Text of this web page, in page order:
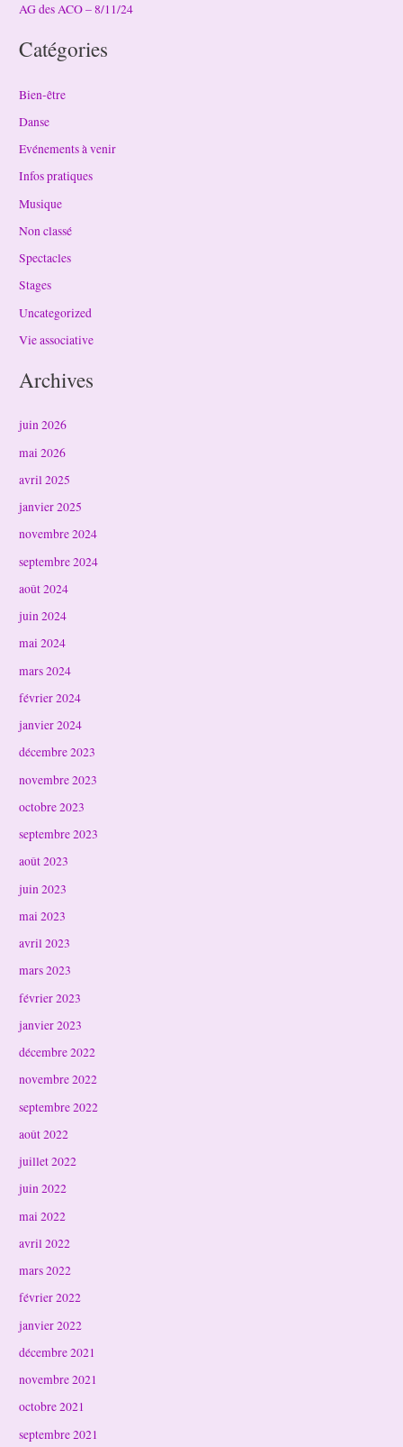
AG des ACO – 8/11/24
Catégories
Bien-être
Danse
Evénements à venir
Infos pratiques
Musique
Non classé
Spectacles
Stages
Uncategorized
Vie associative
Archives
juin 2026
mai 2026
avril 2025
janvier 2025
novembre 2024
septembre 2024
août 2024
juin 2024
mai 2024
mars 2024
février 2024
janvier 2024
décembre 2023
novembre 2023
octobre 2023
septembre 2023
août 2023
juin 2023
mai 2023
avril 2023
mars 2023
février 2023
janvier 2023
décembre 2022
novembre 2022
septembre 2022
août 2022
juillet 2022
juin 2022
mai 2022
avril 2022
mars 2022
février 2022
janvier 2022
décembre 2021
novembre 2021
octobre 2021
septembre 2021